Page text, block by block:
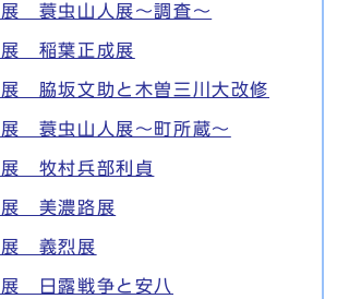
蓑虫山人展～調査～
稲葉正成展
脇坂文助と木曽三川大改修
蓑虫山人展～町所蔵～
牧村兵部利貞
美濃路展
義烈展
日露戦争と安八